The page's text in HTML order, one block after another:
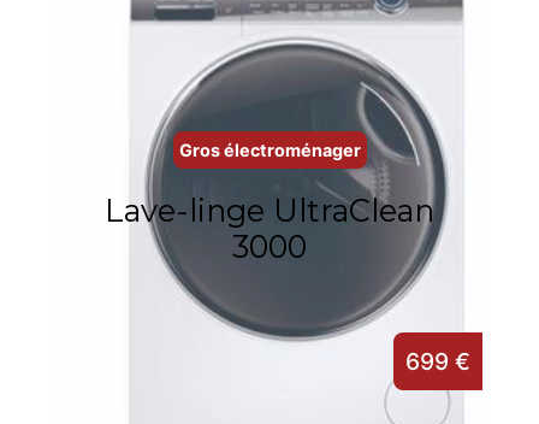
Gros électroménager
699 €
Lave-linge UltraClean
3000